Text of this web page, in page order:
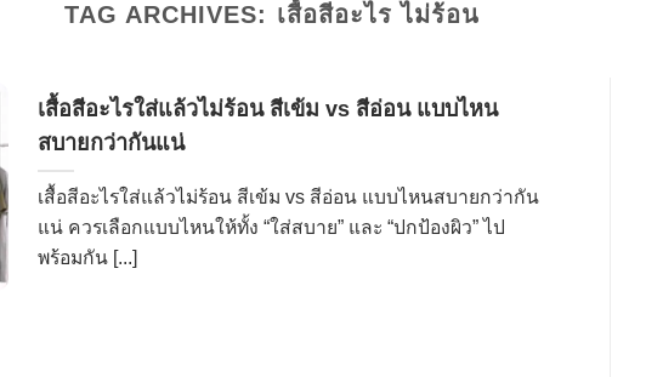
TAG ARCHIVES: เสื้อสีอะไร ไม่ร้อน
เสื้อสีอะไรใส่แล้วไม่ร้อน สีเข้ม vs สีอ่อน แบบไหน
สบายกว่ากันแน่
เสื้อสีอะไรใส่แล้วไม่ร้อน สีเข้ม vs สีอ่อน แบบไหนสบายกว่ากัน
แน่ ควรเลือกแบบไหนให้ทั้ง “ใส่สบาย” และ “ปกป้องผิว” ไป
พร้อมกัน [...]